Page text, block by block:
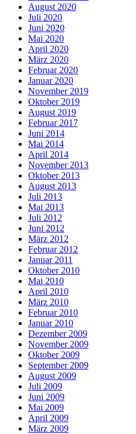
August 2020
Juli 2020
Juni 2020
Mai 2020
April 2020
März 2020
Februar 2020
Januar 2020
November 2019
Oktober 2019
August 2019
Februar 2017
Juni 2014
Mai 2014
April 2014
November 2013
Oktober 2013
August 2013
Juli 2013
Mai 2013
Juli 2012
Juni 2012
März 2012
Februar 2012
Januar 2011
Oktober 2010
Mai 2010
April 2010
März 2010
Februar 2010
Januar 2010
Dezember 2009
November 2009
Oktober 2009
September 2009
August 2009
Juli 2009
Juni 2009
Mai 2009
April 2009
März 2009